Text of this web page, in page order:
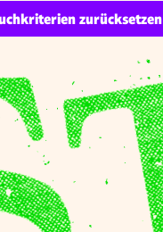
zurücksetzen